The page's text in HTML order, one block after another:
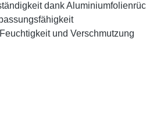
dank
und Verschmutzung